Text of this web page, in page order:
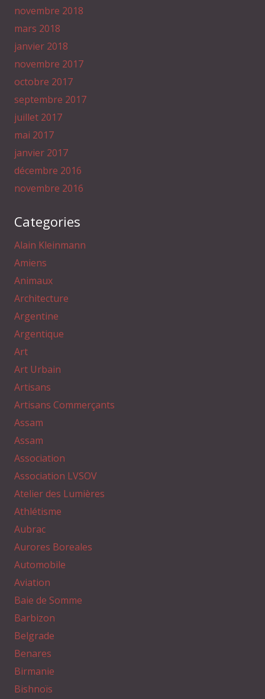
novembre 2018
mars 2018
janvier 2018
novembre 2017
octobre 2017
septembre 2017
juillet 2017
mai 2017
janvier 2017
décembre 2016
novembre 2016
Categories
Alain Kleinmann
Amiens
Animaux
Architecture
Argentine
Argentique
Art
Art Urbain
Artisans
Artisans Commerçants
Assam
Assam
Association
Association LVSOV
Atelier des Lumières
Athlétisme
Aubrac
Aurores Boreales
Automobile
Aviation
Baie de Somme
Barbizon
Belgrade
Benares
Birmanie
Bishnoïs